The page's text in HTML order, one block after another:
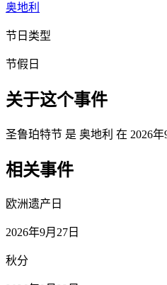
奥地利
节日类型
节假日
关于这个事件
圣鲁珀特节 是 奥地利 在 2026年
相关事件
欧洲遗产日
2026年9月27日
秋分